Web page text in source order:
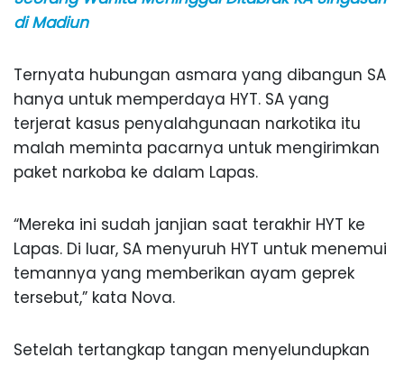
di Madiun
Ternyata hubungan asmara yang dibangun SA
hanya untuk memperdaya HYT. SA yang
terjerat kasus penyalahgunaan narkotika itu
malah meminta pacarnya untuk mengirimkan
paket narkoba ke dalam Lapas.
“Mereka ini sudah janjian saat terakhir HYT ke
Lapas. Di luar, SA menyuruh HYT untuk menemui
temannya yang memberikan ayam geprek
tersebut,” kata Nova.
Setelah tertangkap tangan menyelundupkan